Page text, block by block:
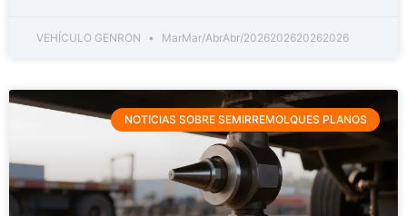
VEHÍCULO GENRON MarMar/AbrAbr/2026202620262026
NOTICIAS SOBRE SEMIRREMOLQUES PLANOS